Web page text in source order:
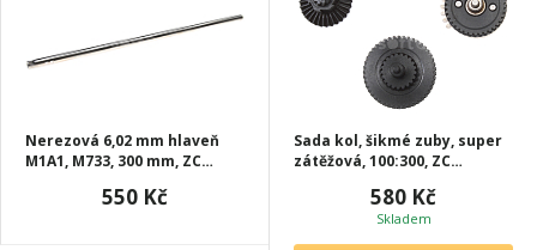
Nerezová 6,02 mm hlaveň
M1A1, M733, 300 mm, ZC
550 Kč
Sada kol, šikmé zuby, super
zátěžová, 100:300, ZC
580 Kč
Skladem